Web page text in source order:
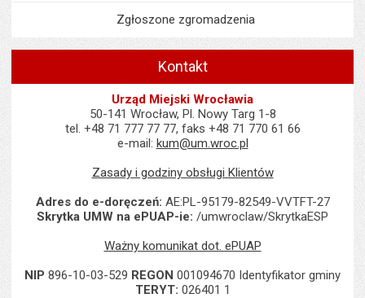
Zgłoszone zgromadzenia
Kontakt
Urząd Miejski Wrocławia
50-141 Wrocław, Pl. Nowy Targ 1-8
tel. +48 71 777 77 77, faks +48 71 770 61 66
e-mail: kum@um.wroc.pl
Zasady i godziny obsługi Klientów
Adres do e-doręczeń: AE:PL-95179-82549-VVTFT-27
Skrytka UMW na ePUAP-ie: /umwroclaw/SkrytkaESP
Ważny komunikat dot. ePUAP
NIP 896-10-03-529 REGON 001094670 Identyfikator gminy
TERYT: 026401 1